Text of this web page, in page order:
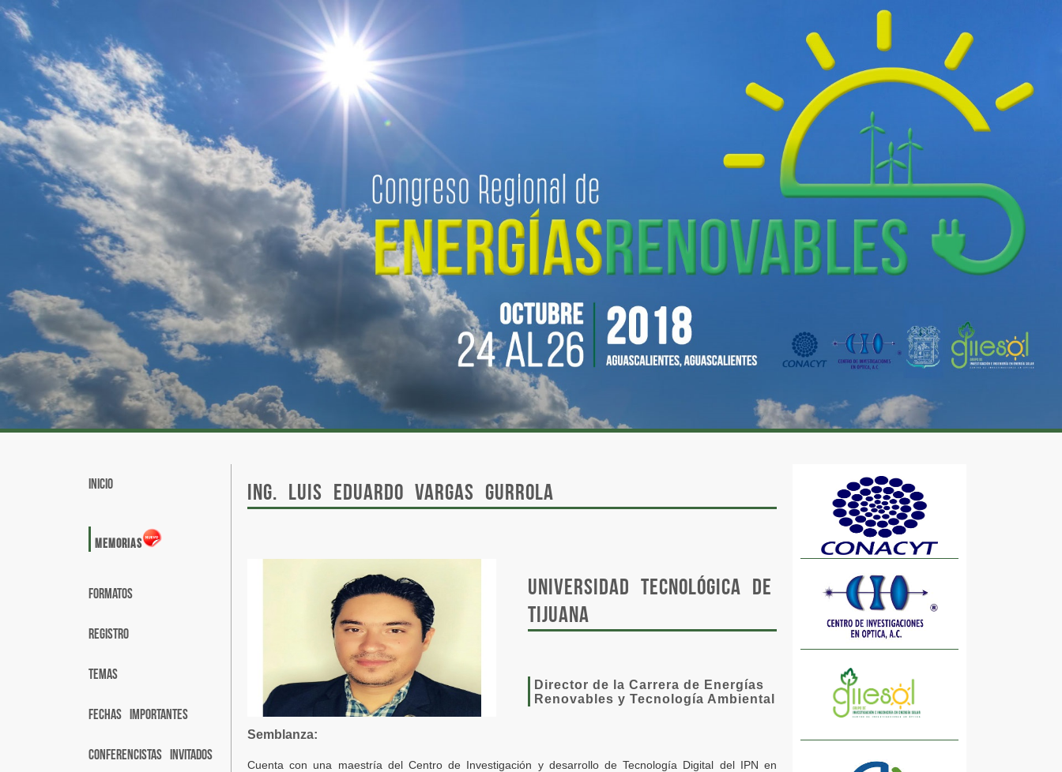
INICIO
MEMORIAS
FORMATOS
REGISTRO
TEMAS
FECHAS IMPORTANTES
CONFERENCISTAS INVITADOS
Ing. Luis Eduardo Vargas Gurrola
Universidad Tecnológica de
Tijuana
Director de la Carrera de Energías
Renovables y Tecnología Ambiental
Semblanza:
Cuenta con una maestría del Centro de Investigación y desarrollo de Tecnología Digital del IPN en